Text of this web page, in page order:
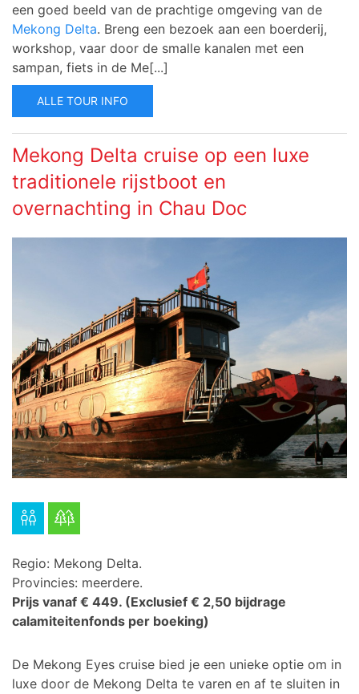
een goed beeld van de prachtige omgeving van de
Mekong Delta. Breng een bezoek aan een boerderij,
workshop, vaar door de smalle kanalen met een
sampan, fiets in de Me[...]
ALLE TOUR INFO
Mekong Delta cruise op een luxe
traditionele rijstboot en
overnachting in Chau Doc
Regio: Mekong Delta.
Provincies: meerdere.
Prijs vanaf € 449. (Exclusief € 2,50 bijdrage
calamiteitenfonds per boeking)
De Mekong Eyes cruise bied je een unieke optie om in
luxe door de Mekong Delta te varen en af te sluiten in